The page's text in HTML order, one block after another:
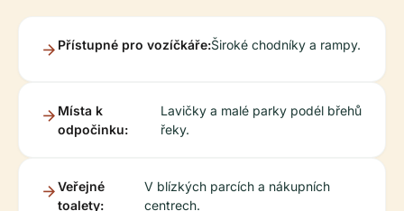
Přístupné pro vozíčkáře:Široké chodníky a rampy.
Místa k
odpočinku:
Lavičky a malé parky podél břehů
řeky.
Veřejné
toalety:
V blízkých parcích a nákupních
centrech.